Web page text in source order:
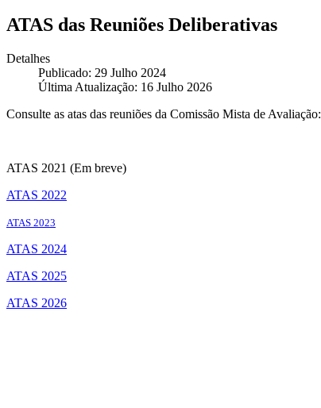
ATAS das Reuniões Deliberativas
Detalhes
Publicado: 29 Julho 2024
Última Atualização: 16 Julho 2026
Consulte as atas das reuniões da Comissão Mista de Avaliação:
ATAS 2021 (Em breve)
ATAS 2022
ATAS 2023
ATAS 2024
ATAS 2025
ATAS 2026